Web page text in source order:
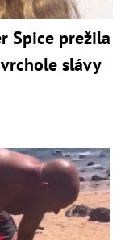
Spice prežila
slávy